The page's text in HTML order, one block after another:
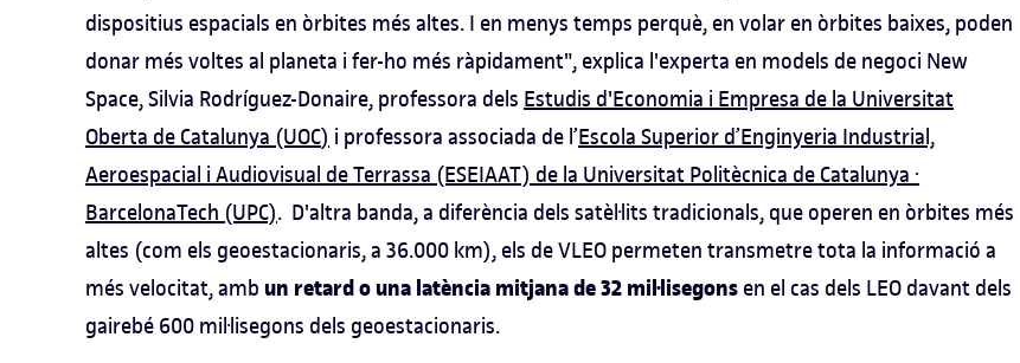
dispositius espacials en òrbites més altes. I en menys temps perquè, en volar en òrbites baixes, poden
donar més voltes al planeta i fer-ho més ràpidament", explica l'experta en models de negoci New
Space, Silvia Rodríguez-Donaire, professora dels Estudis d'Economia i Empresa de la Universitat
Oberta de Catalunya (UOC) i professora associada de l’Escola Superior d’Enginyeria Industrial,
Aeroespacial i Audiovisual de Terrassa (ESEIAAT) de la Universitat Politècnica de Catalunya ·
BarcelonaTech (UPC). D'altra banda, a diferència dels satèl·lits tradicionals, que operen en òrbites més
altes (com els geoestacionaris, a 36.000 km), els de VLEO permeten transmetre tota la informació a
més velocitat, amb un retard o una latència mitjana de 32 mil·lisegons en el cas dels LEO davant dels
gairebé 600 mil·lisegons dels geoestacionaris.